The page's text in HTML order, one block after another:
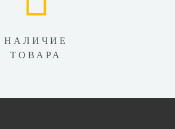
НАЛИЧИЕ
ТОВАРА